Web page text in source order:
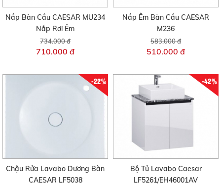
Nắp Bàn Cầu CAESAR MU234
Nắp Rơi Êm
734.000 đ
710.000 đ
Nắp Êm Bàn Cầu CAESAR
M236
583.000 đ
510.000 đ
-22%
Chậu Rửa Lavabo Dương Bàn
CAESAR LF5038
-42%
Bộ Tủ Lavabo Caesar
LF5261/EH46001AV